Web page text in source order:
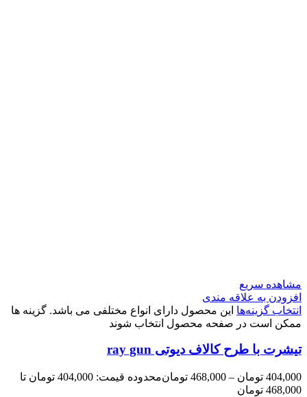
مشاهده سریع
افزودن به علاقه مندی
انتخاب گزینه‌ها این محصول دارای انواع مختلفی می باشد. گزینه ها
ممکن است در صفحه محصول انتخاب شوند
تیشرت با طرح کالاف دیوتی ray gun
404,000 تومان –
468,000 تومان
محدوده قیمت: 404,000 تومان تا
468,000 تومان